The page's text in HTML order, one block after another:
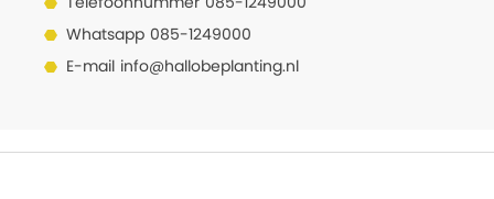
Whatsapp 085-1249000
E-mail info@hallobeplanting.nl